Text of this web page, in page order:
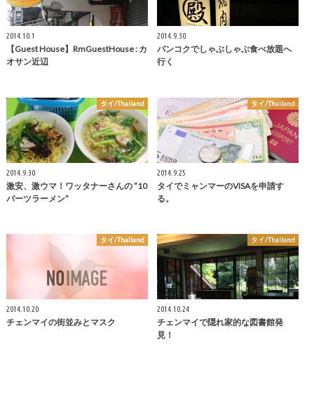
2014.10.1
【Guest House】RmGuestHouse : カ
オサン近辺
2014.9.30
バンコクでしゃぶしゃぶ食べ放題へ
行く
タイ/Thailand
2014.9.30
激安、激ウマ！ワッタナーさんの ”10
バーツラーメン”
タイ/Thailand
2014.9.25
タイでミャンマーのVISAを申請す
る。
タイ/Thailand
2014.10.20
チェンマイの街並みとマスク
タイ/Thailand
2014.10.24
チェンマイで隠れ家的な図書館発
見！